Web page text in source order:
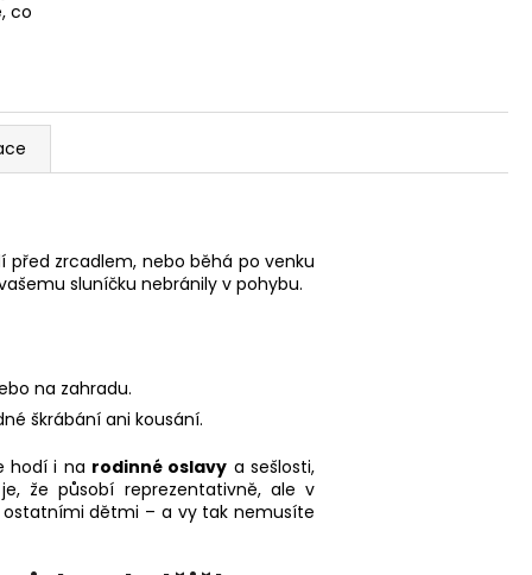
co
před zrcadlem, nebo běhá po venku
sluníčku nebránily v pohybu.
na zahradu.
škrábání ani kousání.
hodí i na rodinné oslavy a sešlosti,
že působí reprezentativně, ale v
ostatními dětmi – a vy tak nemusíte